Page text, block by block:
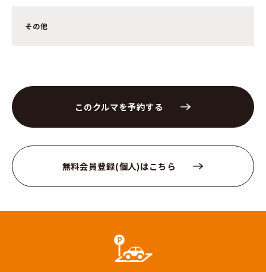
その他
このクルマを予約する
無料会員登録(個人)はこちら